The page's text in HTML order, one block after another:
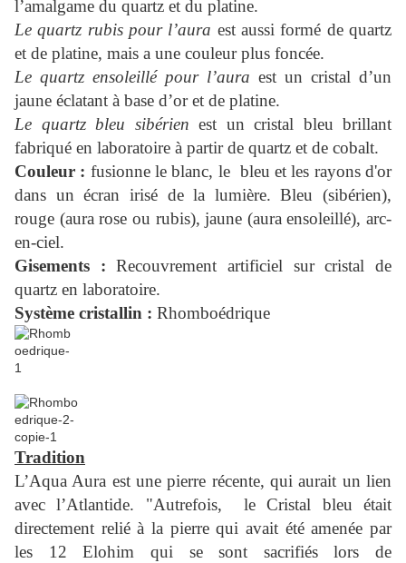
l’amalgame du quartz et du platine.
Le quartz rubis pour l’aura est aussi formé de quartz
et de platine, mais a une couleur plus foncée.
Le quartz ensoleillé pour l’aura est un cristal d’un
jaune éclatant à base d’or et de platine.
Le quartz bleu sibérien est un cristal bleu brillant
fabriqué en laboratoire à partir de quartz et de cobalt.
Couleur : fusionne le blanc, le bleu et les rayons d'or
dans un écran irisé de la lumière. Bleu (sibérien),
rouge (aura rose ou rubis), jaune (aura ensoleillé), arc-
en-ciel.
Gisements : Recouvrement artificiel sur cristal de
quartz en laboratoire.
Système cristallin : Rhomboédrique
Tradition
L’Aqua Aura est une pierre récente, qui aurait un lien
avec l’Atlantide. "Autrefois, le Cristal bleu était
directement relié à la pierre qui avait été amenée par
les 12 Elohim qui se sont sacrifiés lors de